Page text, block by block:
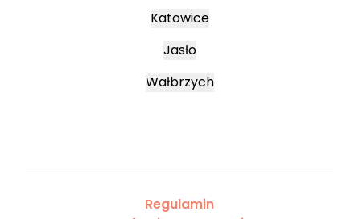
Katowice
Jasło
Wałbrzych
Regulamin